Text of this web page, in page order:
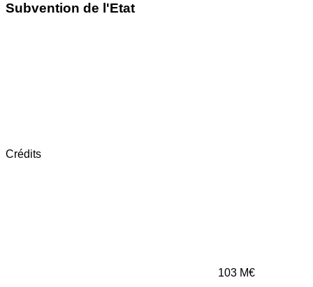
Subvention de l'Etat
Crédits
103 M€